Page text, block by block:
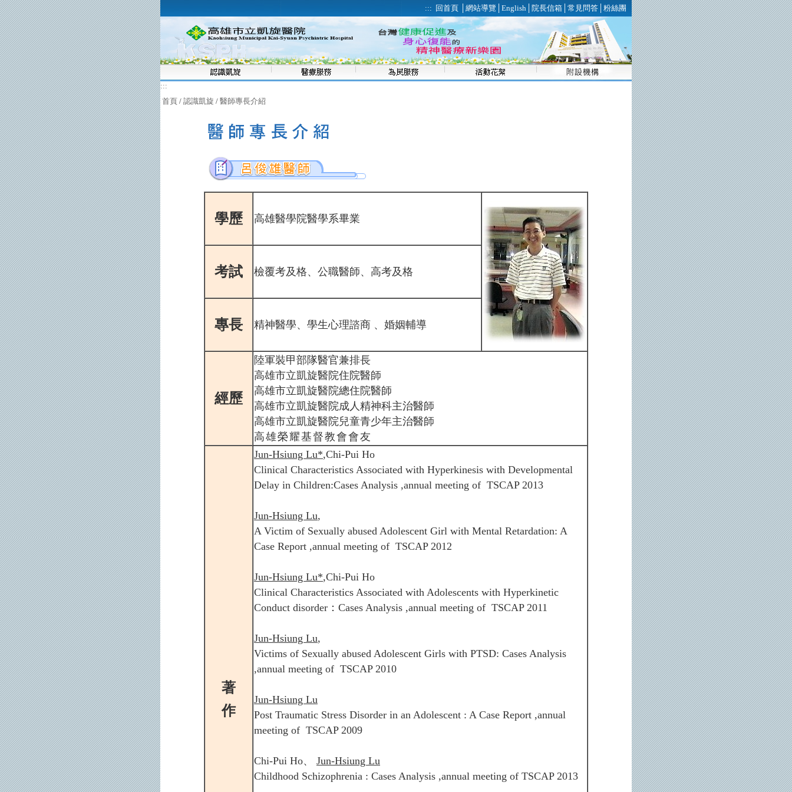
::: 回首頁 網站導覽 English 院長信箱 常見問答 粉絲團
:::
首頁 / 認識凱旋 / 醫師專長介紹
學歷 高雄醫學院醫學系畢業
考試 檢覆考及格、公職醫師、高考及格
專長 精神醫學、學生心理諮商 、婚姻輔導
經歷
陸軍裝甲部隊醫官兼排長
高雄市立凱旋醫院住院醫師
高雄市立凱旋醫院總住院醫師
高雄市立凱旋醫院成人精神科主治醫師
高雄市立凱旋醫院兒童青少年主治醫師
高雄榮耀基督教會會友
著
作
Jun-Hsiung Lu*,Chi-Pui Ho
Clinical Characteristics Associated with Hyperkinesis with Developmental
Delay in Children:Cases Analysis ,annual meeting of TSCAP 2013
Jun-Hsiung Lu,
A Victim of Sexually abused Adolescent Girl with Mental Retardation: A
Case Report ,annual meeting of TSCAP 2012
Jun-Hsiung Lu*,Chi-Pui Ho
Clinical Characteristics Associated with Adolescents with Hyperkinetic
Conduct disorder ： Cases Analysis ,annual meeting of TSCAP 2011
Jun-Hsiung Lu,
Victims of Sexually abused Adolescent Girls with PTSD: Cases Analysis
,annual meeting of TSCAP 2010
Jun-Hsiung Lu
Post Traumatic Stress Disorder in an Adolescent : A Case Report ,annual
meeting of TSCAP 2009
Chi-Pui Ho、
Jun-Hsiung Lu
Childhood Schizophrenia : Cases Analysis ,annual meeting of TSCAP 2013